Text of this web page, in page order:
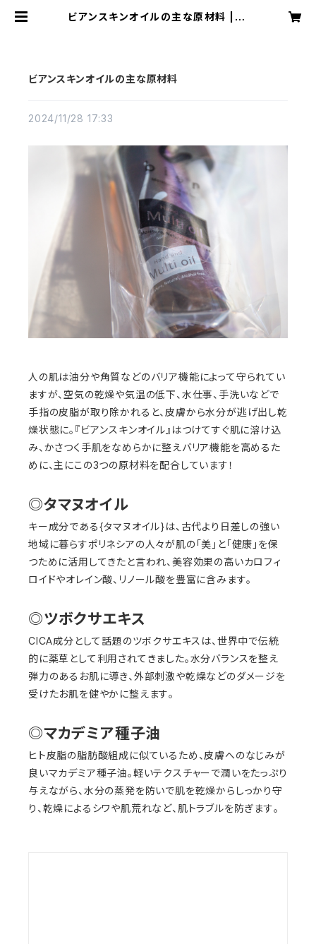
ビアンスキンオイルの主な原材料 | レ
ビアンスキンオイルの主な原材料
2024/11/28 17:33
人の肌は油分や角質などのバリア機能によって守られてい
ますが、空気の乾燥や気温の低下、水仕事、手洗いなどで
手指の皮脂が取り除かれると、皮膚から水分が逃げ出し乾
燥状態に。『ビアンスキンオイル』はつけてすぐ肌に溶け込
み、かさつく手肌をなめらかに整えバリア機能を高めるた
めに、主にこの3つの原材料を配合しています！
◎タマヌオイル
キー成分である{タマヌオイル}は、古代より日差しの強い
地域に暮らすポリネシアの人々が肌の「美」と「健康」を保
つために活用してきたと言われ、美容効果の高いカロフィ
ロイドやオレイン酸、リノール酸を豊富に含みます。
◎ツボクサエキス
CICA成分として話題のツボクサエキスは、世界中で伝統
的に薬草として利用されてきました。水分バランスを整え
弾力のあるお肌に導き、外部刺激や乾燥などのダメージを
受けたお肌を健やかに整えます。
◎マカデミア種子油
ヒト皮脂の脂肪酸組成に似ているため、皮膚へのなじみが
良いマカデミア種子油。軽いテクスチャーで潤いをたっぷり
与えながら、水分の蒸発を防いで肌を乾燥からしっかり守
り、乾燥によるシワや肌荒れなど、肌トラブルを防ぎます。